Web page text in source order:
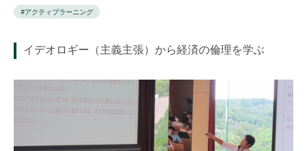
#アクティブラーニング
イデオロギー（主義主張）から経済の倫理を学ぶ